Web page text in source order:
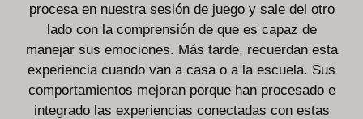
procesa en nuestra sesión de juego y sale del otro
lado con la comprensión de que es capaz de
manejar sus emociones. Más tarde, recuerdan esta
experiencia cuando van a casa o a la escuela. Sus
comportamientos mejoran porque han procesado e
integrado las experiencias conectadas con estas